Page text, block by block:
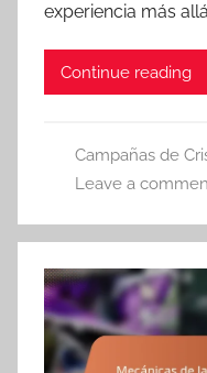
experiencia más
Continue reading
Campañas de
Leave a